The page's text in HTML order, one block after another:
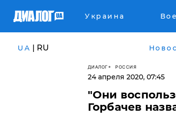
Украина
UA | RU
ДИАЛОГ РОССИЯ
24 апреля 2020, 07:45
"Они
Горбачев